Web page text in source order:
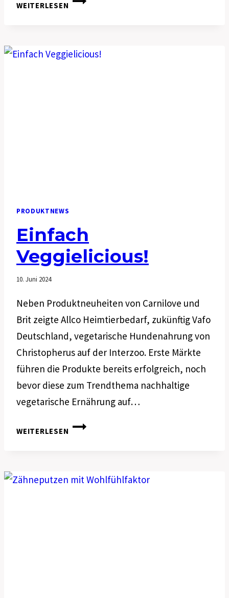
WEITERLESEN
HUNDE-
PRODUKTNEWS
Einfach
Veggielicious!
10. Juni 2024
Neben Produktneuheiten von Carnilove und
Brit zeigte Allco Heimtierbedarf, zukünftig Vafo
Deutschland, vegetarische Hundenahrung von
Christopherus auf der Interzoo. Erste Märkte
führen die Produkte bereits erfolgreich, noch
bevor diese zum Trendthema nachhaltige
vegetarische Ernährung auf…
WEITERLESEN
EINFACH